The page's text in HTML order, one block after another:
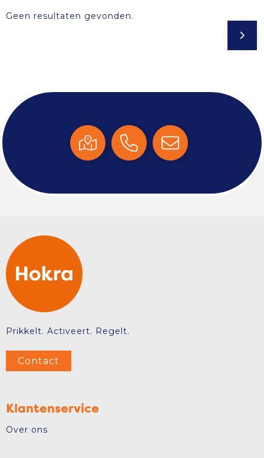
Geen resultaten gevonden.
Prikkelt. Activeert. Regelt.
Contact
Klantenservice
Over ons